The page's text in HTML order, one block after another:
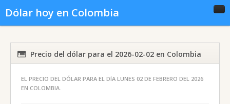
Dólar hoy en Colombia
Noticias del dólar Dólar histórico
Precio del dólar para el 2026-02-02 en Colombia
EL PRECIO DEL DÓLAR PARA EL DÍA LUNES 02 DE FEBRERO DEL 2026
EN COLOMBIA.